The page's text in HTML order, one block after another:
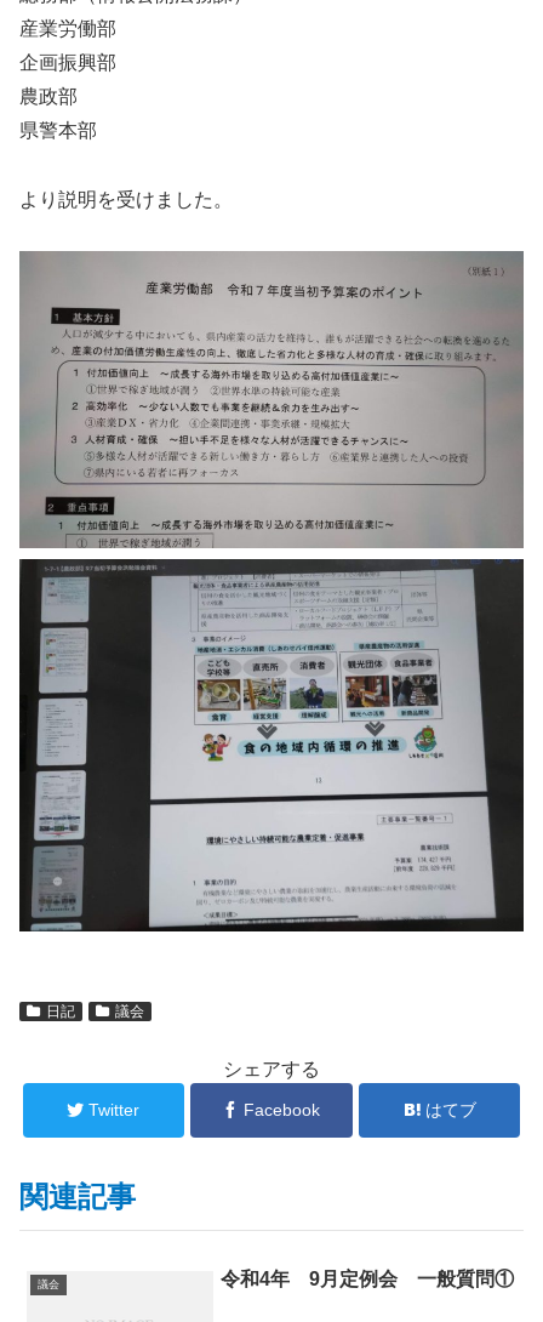
産業労働部
企画振興部
農政部
県警本部
より説明を受けました。
日記 議会
シェアする
Twitter Facebook はてブ
関連記事
議会 令和4年 9月定例会 一般質問①